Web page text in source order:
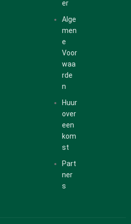
er
Alge
men
e
Voor
waa
rde
n
Huur
over
een
kom
st
Part
ner
s